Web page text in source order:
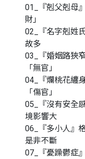
01_『剋父剋母
財」
02_『名字剋姓
故多
03_『婚姻路狹
「無官」
04_『爛桃花纏
「傷官」
05_『沒有安全
境影響大
06_『多小人』
是非不斷
07_『憂躁鬱症